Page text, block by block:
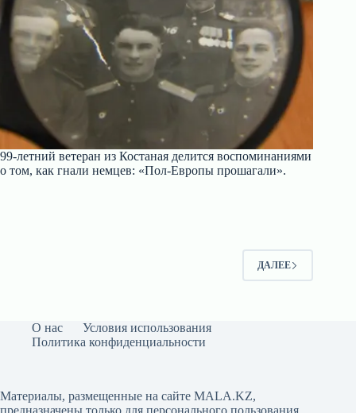
99-летний ветеран из Костаная делится воспоминаниями
о том, как гнали немцев: «Пол-Европы прошагали».
ДАЛЕЕ
О нас
Условия использования
Политика конфиденциальности
Материалы, размещенные на сайте MALA.KZ,